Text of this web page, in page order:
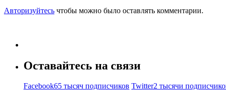
Авторизуйтесь чтобы можно было оставлять комментарии.
Оставайтесь на связи
Facebook65 тысяч подписчиков Twitter2 тысячи